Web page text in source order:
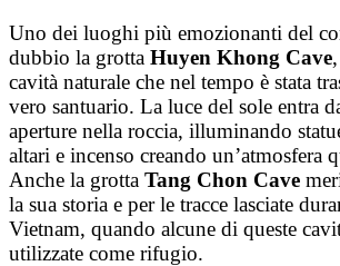
Uno dei luoghi più emozionanti del
dubbio la grotta Huyen Khong Cave
cavità naturale che nel tempo è stata
vero santuario. La luce del sole entra
aperture nella roccia, illuminando
altari e incenso creando un’atmosfera
Anche la grotta Tang Chon Cave
la sua storia e per le tracce lasciate
Vietnam, quando alcune di queste
utilizzate come rifugio.